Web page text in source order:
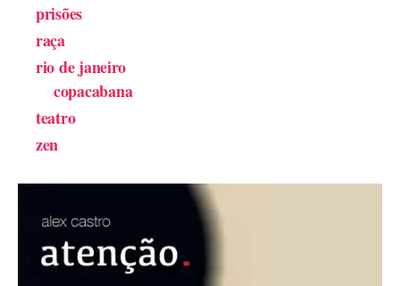
prisões
raça
rio de janeiro
copacabana
teatro
zen